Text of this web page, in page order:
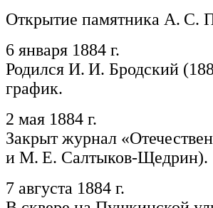
Открытие памятника А. С.
6 января 1884 г.
Родился И. И. Бродский
график.
2 мая 1884 г.
Закрыт журнал
и М. Е. Салтыков-Щедрин).
7 августа 1884 г.